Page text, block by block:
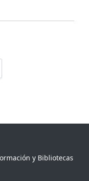
y Bibliotecas